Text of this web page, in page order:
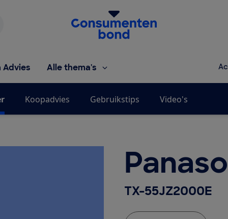
Homepage van de Consumentenbond
Advies Alle thema's
Koopadvies Gebruikstips Video's
TX-55JZ2000E